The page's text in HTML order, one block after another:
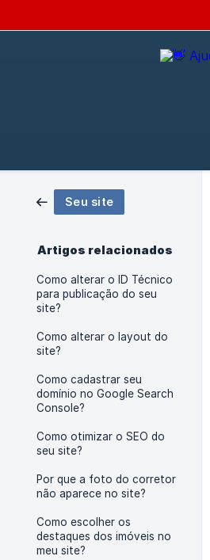
Seu site
Artigos relacionados
Como alterar o ID Técnico
para publicação do seu
site?
Como alterar o layout do
site?
Como cadastrar seu
domínio no Google Search
Console?
Como otimizar o SEO do
seu site?
Por que a foto do corretor
não aparece no site?
Como escolher os
destaques dos imóveis no
meu site?